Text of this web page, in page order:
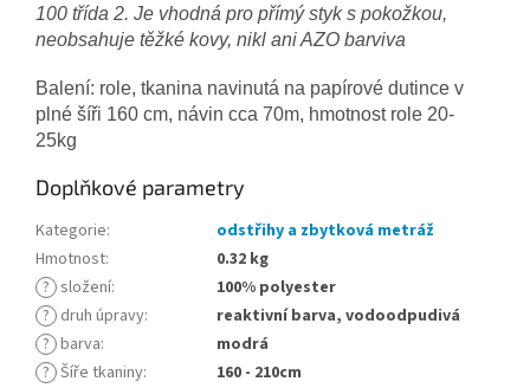
100 třída 2. Je vhodná pro přímý styk s pokožkou,
neobsahuje těžké kovy, nikl ani AZO barviva
Balení: role, tkanina navinutá na papírové dutince v
plné šíři 160 cm, návin cca 70m, hmotnost role 20-
25kg
Doplňkové parametry
Kategorie:
odstřihy a zbytková metráž
Hmotnost:
0.32 kg
? složení:
100% polyester
? druh úpravy:
reaktivní barva, vodoodpudivá
? barva:
modrá
? Šíře tkaniny:
160 - 210cm